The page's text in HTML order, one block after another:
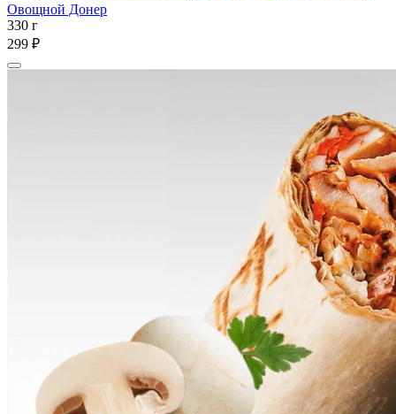
Овощной Донер
330 г
299 ₽